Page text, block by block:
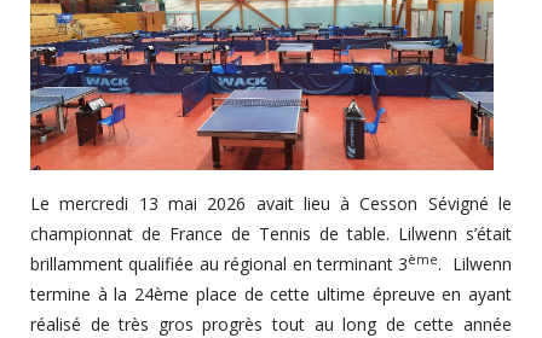
Le mercredi 13 mai 2026 avait lieu à Cesson Sévigné le
championnat de France de Tennis de table. Lilwenn s’était
brillamment qualifiée au régional en terminant 3ème. Lilwenn
termine à la 24ème place de cette ultime épreuve en ayant
réalisé de très gros progrès tout au long de cette année